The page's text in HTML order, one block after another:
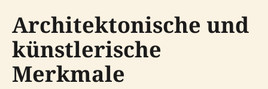
Architektonische und
künstlerische
Merkmale